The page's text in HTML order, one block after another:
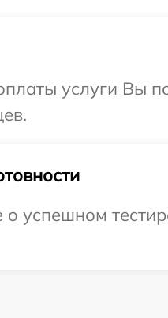
услуги Вы
успешном